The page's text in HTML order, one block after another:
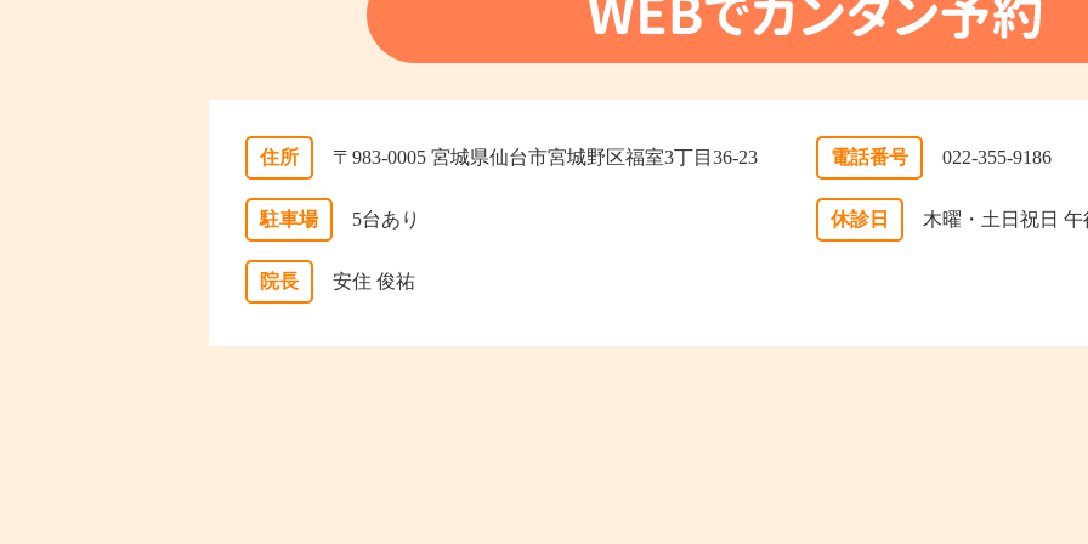
住所 〒983-0005 宮城県仙台市宮城野区福室3丁目36-23 電話番号 022-355-9186
駐車場 5台あり 休診日 木曜・土日祝日 午
院長 安住 俊祐